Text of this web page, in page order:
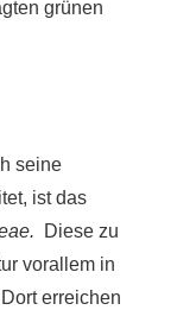
grünen
seine
ist das
Diese zu
vorallem in
erreichen